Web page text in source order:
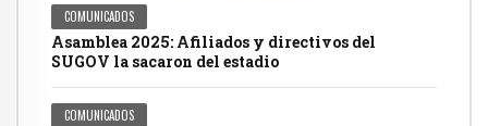
COMUNICADOS
Asamblea 2025: Afiliados y directivos del
SUGOV la sacaron del estadio
COMUNICADOS